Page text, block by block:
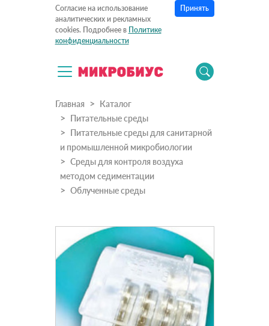
Согласие на использование
аналитических и рекламных
cookies. Подробнее в Политике
конфиденциальности
Принять
Главная
Каталог
Питательные среды
Питательные среды для санитарной
и промышленной микробиологии
Среды для контроля воздуха
методом седиментации
Облученные среды